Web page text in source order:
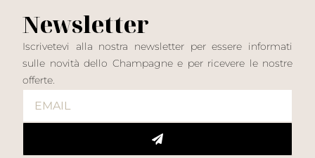
Newsletter
Iscrivetevi alla nostra newsletter per essere informati
sulle novità dello Champagne e per ricevere le nostre
offerte.